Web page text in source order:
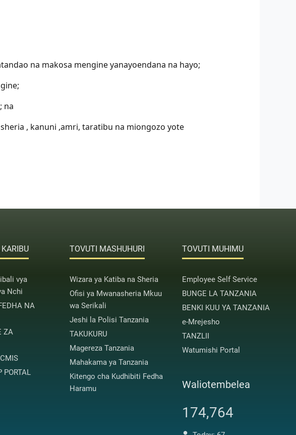
na makosa mengine yanayoendana na hayo;
na
, kanuni ,amri, taratibu na miongozo yote
vya
Nchi
NA
ZA
PORTAL
TOVUTI MASHUHURI
Wizara ya Katiba na Sheria
Ofisi ya Mwanasheria Mkuu
wa Serikali
Jeshi la Polisi Tanzania
TAKUKURU
Magereza Tanzania
Mahakama ya Tanzania
Kitengo cha Kudhibiti Fedha
Haramu
TOVUTI MUHIMU
Employee Self Service
BUNGE LA TANZANIA
BENKI KUU YA TANZANIA
e-Mrejesho
TANZLII
Watumishi Portal
Waliotembelea
174,764